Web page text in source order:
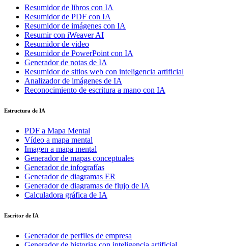
Resumidor de libros con IA
Resumidor de PDF con IA
Resumidor de imágenes con IA
Resumir con iWeaver AI
Resumidor de video
Resumidor de PowerPoint con IA
Generador de notas de IA
Resumidor de sitios web con inteligencia artificial
Analizador de imágenes de IA
Reconocimiento de escritura a mano con IA
Estructura de IA
PDF a Mapa Mental
Vídeo a mapa mental
Imagen a mapa mental
Generador de mapas conceptuales
Generador de infografías
Generador de diagramas ER
Generador de diagramas de flujo de IA
Calculadora gráfica de IA
Escritor de IA
Generador de perfiles de empresa